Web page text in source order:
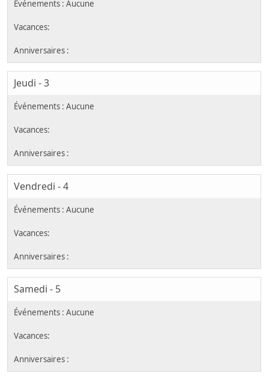
Jeudi - 3
Vendredi - 4
Samedi - 5